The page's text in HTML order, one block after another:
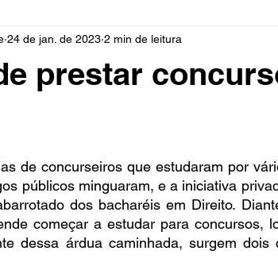
prestar
24 de jan. de 2023 2 min de leitura
de concurseiros que estudaram por
públicos minguaram, e a iniciativa
dos bacharéis em Direito.
começar a estudar para concursos,
dessa árdua caminhada, surgem dois